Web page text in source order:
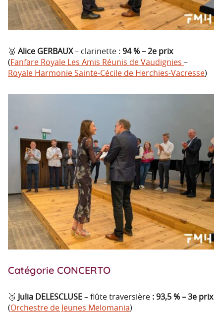
🥈 Alice GERBAUX– clarinette : 94 % – 2e prix
(Fanfare Royale Les Amis Réunis de Vaudignies –
Royale Harmonie Sainte-Cécile de Herchies-Vacresse)
Catégorie CONCERTO
🥉 Julia DELESCLUSE– flûte traversière : 93,5 % – 3e prix
(Orchestre de Jeunes Melomania)